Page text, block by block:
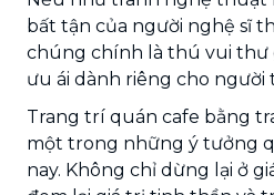
bất tận của người nghệ sĩ
chúng chính là thú vui thư
ưu ái dành riêng cho
Trang trí quán cafe bằng
một trong những ý tưởng
nay. Không chỉ dừng lại ở